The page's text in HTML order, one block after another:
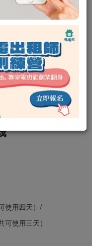
SPARK 遙
使用四天） /
可使用三天）